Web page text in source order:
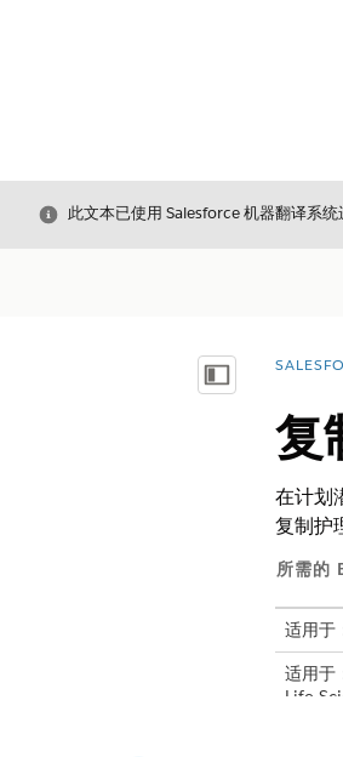
关闭
此文本已使用 Salesforce 机器翻译系
显示目录 您在此
复
在计划
复制护
所需的
适用于
适用于
Life